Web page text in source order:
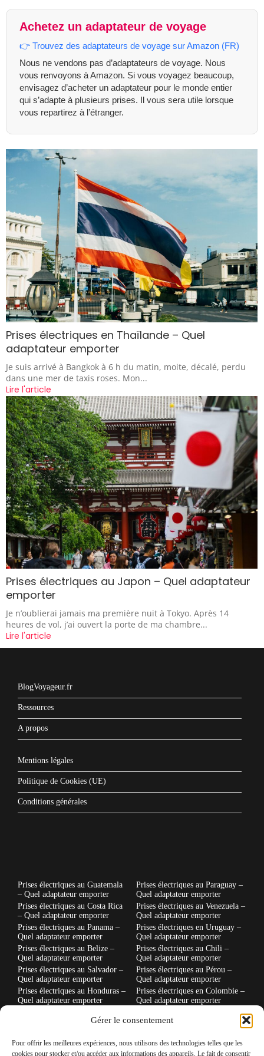
Gérer le consentement
Pour offrir les meilleures expériences, nous utilisons des technologies telles que les
cookies pour stocker et/ou accéder aux informations des appareils. Le fait de consentir
Achetez un adaptateur de voyage
👉 Trouvez des adaptateurs de voyage sur Amazon (FR)
Nous ne vendons pas d’adaptateurs de voyage. Nous
vous renvoyons à Amazon. Si vous voyagez beaucoup,
envisagez d’acheter un adaptateur pour le monde entier
qui s’adapte à plusieurs prises. Il vous sera utile lorsque
vous repartirez à l’étranger.
Prises électriques en Thaïlande – Quel
adaptateur emporter
Je suis arrivé à Bangkok à 6 h du matin, moite, décalé, perdu
dans une mer de taxis roses. Mon...
Lire l'article
Prises électriques au Japon – Quel adaptateur
emporter
Je n’oublierai jamais ma première nuit à Tokyo. Après 14
heures de vol, j’ai ouvert la porte de ma chambre...
Lire l'article
BlogVoyageur.fr
Ressources
A propos
Mentions légales
Politique de Cookies (UE)
Conditions générales
Prises électriques au Guatemala
– Quel adaptateur emporter
Prises électriques au Costa Rica
– Quel adaptateur emporter
Prises électriques au Panama –
Quel adaptateur emporter
Prises électriques au Belize –
Quel adaptateur emporter
Prises électriques au Salvador –
Quel adaptateur emporter
Prises électriques au Honduras –
Quel adaptateur emporter
Quel adaptateur emporter
Quel adaptateur emporter
Prises électriques au Paraguay –
Quel adaptateur emporter
Prises électriques au Venezuela –
Quel adaptateur emporter
Prises électriques en Uruguay –
Quel adaptateur emporter
Prises électriques au Chili –
Quel adaptateur emporter
Prises électriques au Pérou –
Quel adaptateur emporter
Prises électriques en Colombie –
Quel adaptateur emporter
Prises électriques en Thaïlande –
Quel adaptateur emporter
Quel adaptateur emporter